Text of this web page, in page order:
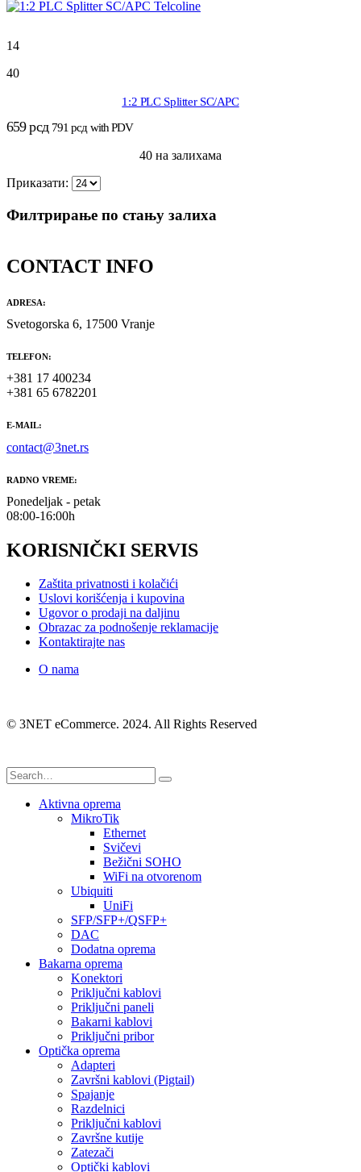
14
40
1:2 PLC Splitter SC/APC
659рсд 791рсдwith PDV
40 на залихама
Приказати:
Филтрирање по стању залиха
CONTACT INFO
ADRESA:
Svetogorska 6, 17500 Vranje
TELEFON:
+381 17 400234
+381 65 6782201
E-MAIL:
contact@3net.rs
RADNO VREME:
Ponedeljak - petak
08:00-16:00h
KORISNIČKI SERVIS
Zaštita privatnosti i kolačići
Uslovi korišćenja i kupovina
Ugovor o prodaji na daljinu
Obrazac za podnošenje reklamacije
Kontaktirajte nas
O nama
© 3NET eCommerce. 2024. All Rights Reserved
Aktivna oprema
MikroTik
Ethernet
Svičevi
Bežični SOHO
WiFi na otvorenom
Ubiquiti
UniFi
SFP/SFP+/QSFP+
DAC
Dodatna oprema
Bakarna oprema
Konektori
Priključni kablovi
Priključni paneli
Bakarni kablovi
Priključni pribor
Optička oprema
Adapteri
Završni kablovi (Pigtail)
Spajanje
Razdelnici
Priključni kablovi
Završne kutije
Zatezači
Optički kablovi